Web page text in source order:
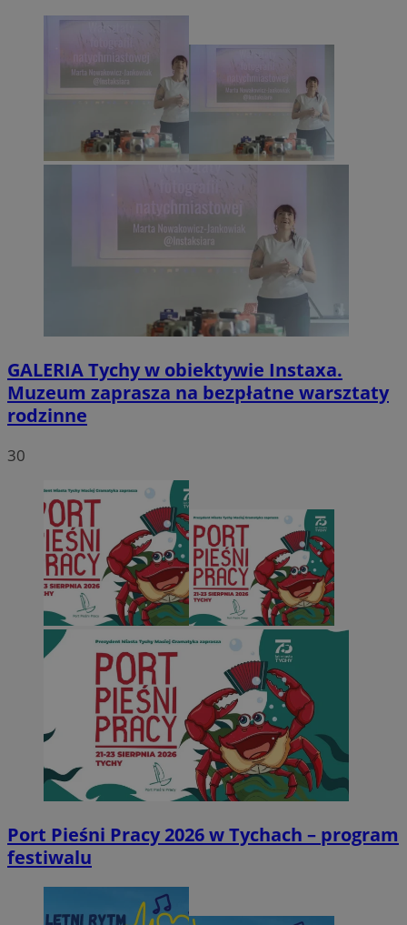
GALERIATychy w obiektywie Instaxa.
Muzeum zaprasza na bezpłatne warsztaty
rodzinne
30
Port Pieśni Pracy 2026 w Tychach – program
festiwalu